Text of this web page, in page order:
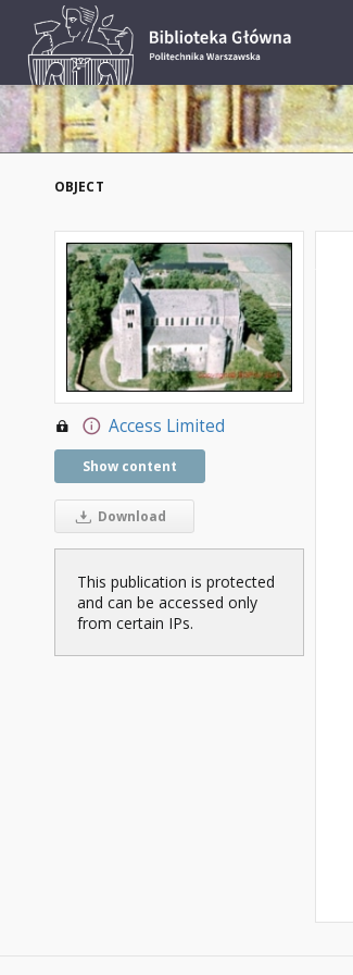
OBJECT
Access Limited
Show content
Download
This publication is protected
and can be accessed only
from certain IPs.